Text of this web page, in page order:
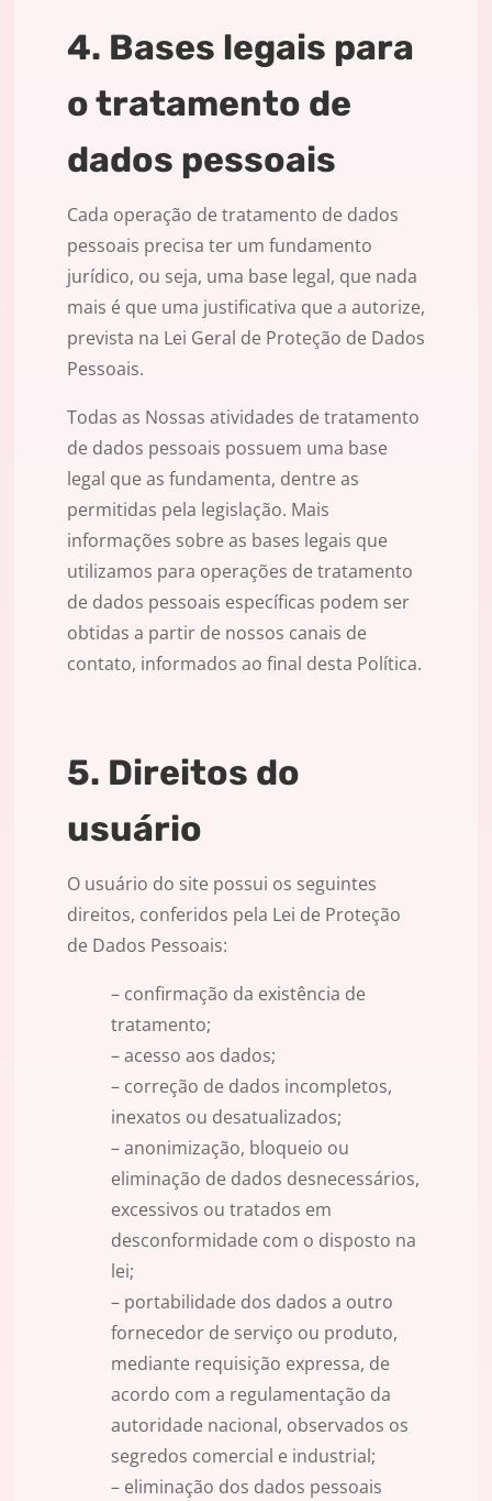
4. Bases legais para
o tratamento de
dados pessoais
Cada operação de tratamento de dados
pessoais precisa ter um fundamento
jurídico, ou seja, uma base legal, que nada
mais é que uma justificativa que a autorize,
prevista na Lei Geral de Proteção de Dados
Pessoais.
Todas as Nossas atividades de tratamento
de dados pessoais possuem uma base
legal que as fundamenta, dentre as
permitidas pela legislação. Mais
informações sobre as bases legais que
utilizamos para operações de tratamento
de dados pessoais específicas podem ser
obtidas a partir de nossos canais de
contato, informados ao final desta Política.
5. Direitos do
usuário
O usuário do site possui os seguintes
direitos, conferidos pela Lei de Proteção
de Dados Pessoais:
– confirmação da existência de
tratamento;
– acesso aos dados;
– correção de dados incompletos,
inexatos ou desatualizados;
– anonimização, bloqueio ou
eliminação de dados desnecessários,
excessivos ou tratados em
desconformidade com o disposto na
lei;
– portabilidade dos dados a outro
fornecedor de serviço ou produto,
mediante requisição expressa, de
acordo com a regulamentação da
autoridade nacional, observados os
segredos comercial e industrial;
– eliminação dos dados pessoais